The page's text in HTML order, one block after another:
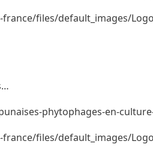
files/default_images/
phytophages-en-
files/default_images/